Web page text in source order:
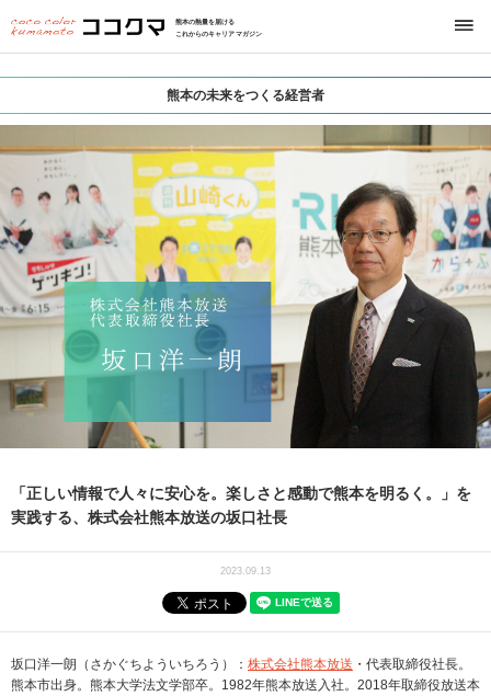
熊本の熱量を届ける
これからのキャリアマガジン
熊本の未来をつくる経営者
「正しい情報で人々に安心を。楽しさと感動で熊本を明るく。」を
実践する、株式会社熊本放送の坂口社長
2023.09.13
坂口洋一朗（さかぐちよういちろう）： 株式会社熊本放送 ・代表取締役社長。
熊本市出身。熊本大学法文学部卒。1982年熊本放送入社。2018年取締役放送本